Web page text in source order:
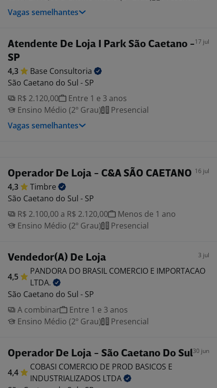
Vagas semelhantes
Atendente De Loja I Park São Caetano -
SP
17 jul
4,3 Base Consultoria
São Caetano do Sul - SP
R$ 2.120,00
Entre 1 e 3 anos
Ensino Médio (2º Grau)
Presencial
Vagas semelhantes
Operador De Loja - C&A SÃO CAETANO 16 jul
4,3
Timbre
São Caetano do Sul - SP
R$ 2.100,00 a R$ 2.120,00
Menos de 1 ano
Ensino Médio (2º Grau)
Presencial
Vendedor(A) De Loja 3 jul
4,5
PANDORA DO BRASIL COMERCIO E IMPORTACAO
LTDA.
São Caetano do Sul - SP
A combinar
Entre 1 e 3 anos
Ensino Médio (2º Grau)
Presencial
Operador De Loja - São Caetano Do Sul30 jun
4,4
COBASI COMERCIO DE PROD BASICOS E
INDUSTRIALIZADOS LTDA